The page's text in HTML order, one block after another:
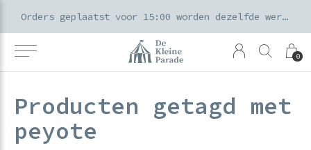
0
Orders geplaatst voor 15:00 worden dezelfde werkdag verzonden
Producten getagd met
peyote